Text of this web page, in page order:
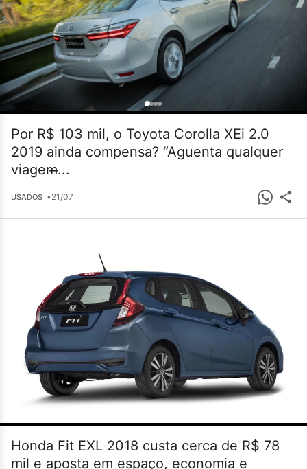
Por R$ 103 mil, o Toyota Corolla XEi 2.0
2019 ainda compensa? “Aguenta qualquer
viagem̶...
USADOS •21/07
Honda Fit EXL 2018 custa cerca de R$ 78
mil e aposta em espaço, economia e